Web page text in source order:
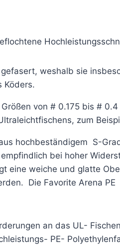
weshalb sie
Köders.
von # 0.175 bis #
zum
hochbeständigem S-
bei hoher
eine weiche und glatte
Die Favorite Arena
an das UL-
PE-